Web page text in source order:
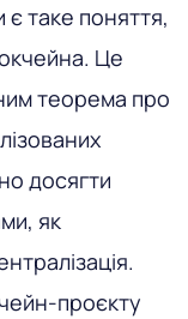
є таке поняття,
Це
теорема про
досягти
як
проєкту